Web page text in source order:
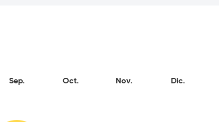
Sep. Oct. Nov. Dic.